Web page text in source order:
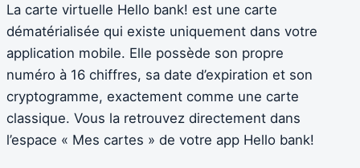
La carte virtuelle Hello bank! est une carte
dématérialisée qui existe uniquement dans votre
application mobile. Elle possède son propre
numéro à 16 chiffres, sa date d’expiration et son
cryptogramme, exactement comme une carte
classique. Vous la retrouvez directement dans
l’espace « Mes cartes » de votre app Hello bank!